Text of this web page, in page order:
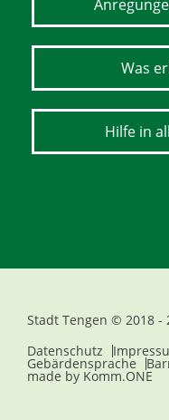
Was
Hilfe in
Stadt Tengen © 2018 -
Datenschutz
Gebärdensprache
made by Komm.ONE